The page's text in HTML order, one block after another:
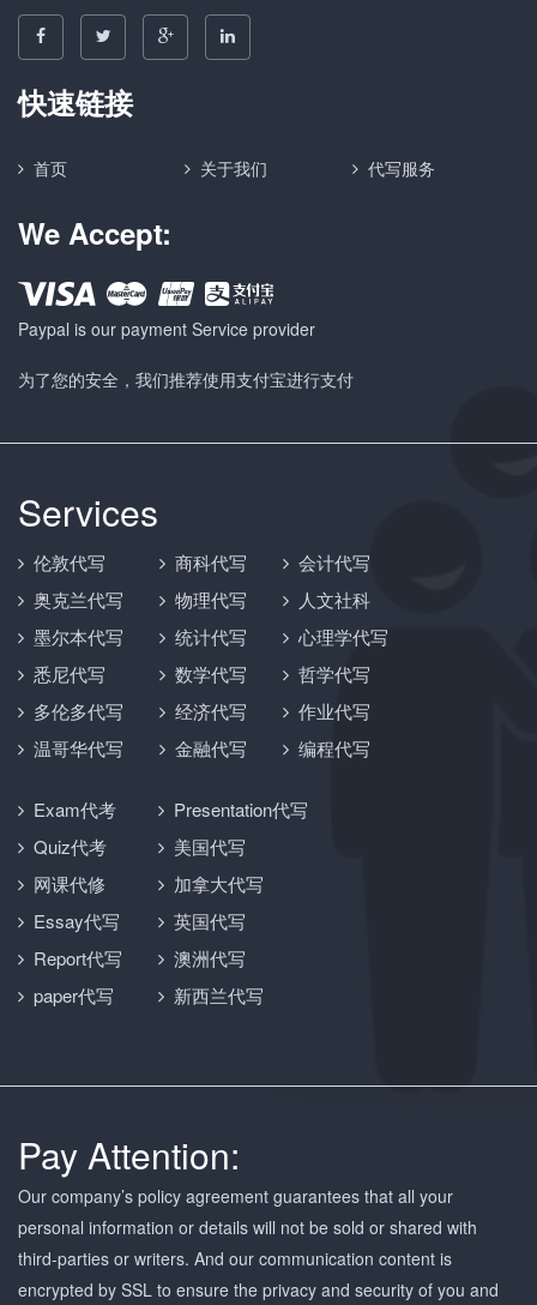
快速链接
首页 关于我们 代写服务
We Accept:
Paypal is our payment Service provider
为了您的安全，我们推荐使用支付宝进行支付
Services
伦敦代写
奥克兰代写
墨尔本代写
悉尼代写
多伦多代写
温哥华代写
商科代写
物理代写
统计代写
数学代写
经济代写
金融代写
会计代写
人文社科
心理学代写
哲学代写
作业代写
编程代写
Exam代考
Quiz代考
网课代修
Essay代写
Report代写
paper代写
Presentation代写
美国代写
加拿大代写
英国代写
澳洲代写
新西兰代写
Pay Attention:
Our company’s policy agreement guarantees that all your
personal information or details will not be sold or shared with
third-parties or writers. And our communication content is
encrypted by SSL to ensure the privacy and security of you and